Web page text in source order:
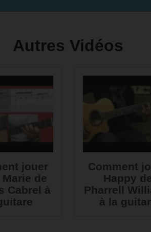
Autres Vidéos
jouer
Marie de
Cabrel à
Comment
Happy
Pharrell
à la